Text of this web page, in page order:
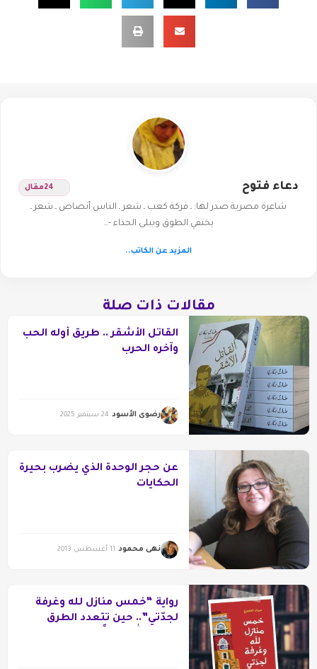
دعاء فتوح 24مقال
شاعرة مصرية صدر لها: ـ فركة كعب ـ شعر ـ الناس أنصاص ـ شعر ـ
يختفي الطوق ويبلى الحذاء -…
المزيد عن الكاتب..
مقالات ذات صلة
القاتل الأشقر .. طريق أوله الحب
وآخره الحرب
رضوى الأسود 24 سبتمبر 2025
عن حجر الوحدة الذي يضرب بحيرة
الحكايات
نهى محمود 11 أغسطس 2013
رواية “خمس منازل لله وغرفة
لجدّتي”.. حين تتعدد الطرق